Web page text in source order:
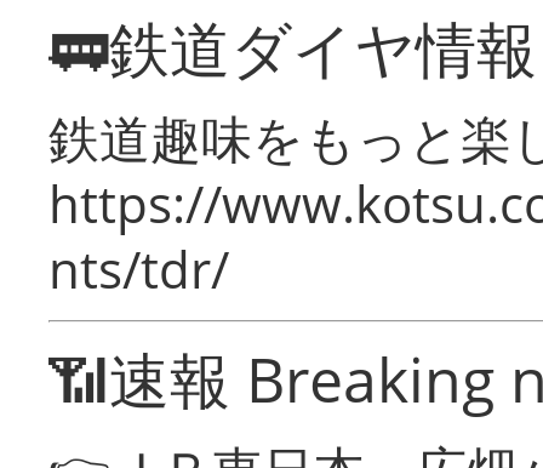
🚃鉄道ダイヤ情
鉄道趣味をもっと楽
https://
nts/tdr/
📶速報 Breaking